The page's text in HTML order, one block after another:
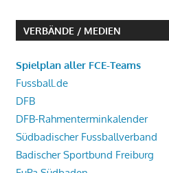
VERBÄNDE / MEDIEN
Spielplan aller FCE-Teams
Fussball.de
DFB
DFB-Rahmenterminkalender
Südbadischer Fussballverband
Badischer Sportbund Freiburg